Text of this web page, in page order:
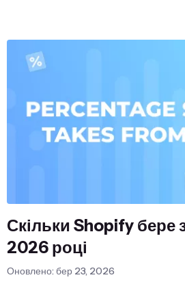
Скільки Shopify бере
2026 році
Оновлено: бер 23, 2026